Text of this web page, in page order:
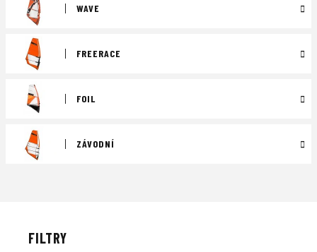
WAVE
FREERACE
FOIL
ZÁVODNÍ